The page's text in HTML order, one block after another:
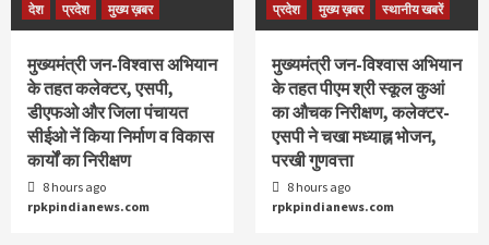
देश प्रदेश मुख्य ख़बर
मुख्यमंत्री जन-विश्वास अभियान
के तहत कलेक्टर, एसपी,
डीएफओ और जिला पंचायत
सीईओ नें किया निर्माण व विकास
कार्यों का निरीक्षण
8 hours ago
rpkpindianews.com
प्रदेश मुख्य ख़बर स्थानीय खबरें
मुख्यमंत्री जन-विश्वास अभियान
के तहत पीएम श्री स्कूल कुआं
का औचक निरीक्षण, कलेक्टर-
एसपी ने चखा मध्याह्न भोजन,
परखी गुणवत्ता
8 hours ago
rpkpindianews.com